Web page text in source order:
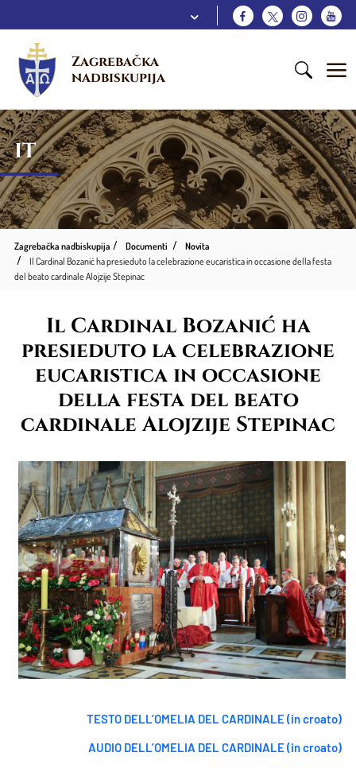
Zagrebačka
nadbiskupija
IT
Zagrebačka nadbiskupija Documenti
Novita
Il Cardinal Bozanić ha presieduto la celebrazione eucaristica in occasione della festa
del beato cardinale Alojzije Stepinac
Il Cardinal Bozanić ha
presieduto la celebrazione
eucaristica in occasione
della festa del beato
cardinale Alojzije Stepinac
TESTO DELL’OMELIA DEL CARDINALE (in croato)
AUDIO DELL’OMELIA DEL CARDINALE (in croato)